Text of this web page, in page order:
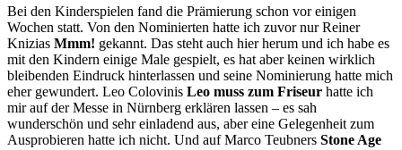
Bei den Kinderspielen fand die Prämierung schon vor einigen
Wochen statt. Von den Nominierten hatte ich zuvor nur Reiner
Knizias Mmm! gekannt. Das steht auch hier herum und ich habe es
mit den Kindern einige Male gespielt, es hat aber keinen wirklich
bleibenden Eindruck hinterlassen und seine Nominierung hatte mich
eher gewundert. Leo Colovinis Leo muss zum Friseur hatte ich
mir auf der Messe in Nürnberg erklären lassen – es sah
wunderschön und sehr einladend aus, aber eine Gelegenheit zum
Ausprobieren hatte ich nicht. Und auf Marco Teubners Stone Age